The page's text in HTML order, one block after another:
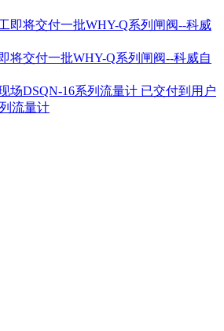
将交付一批WHY-Q系列闸阀--科威自
已交付到用户
流量计